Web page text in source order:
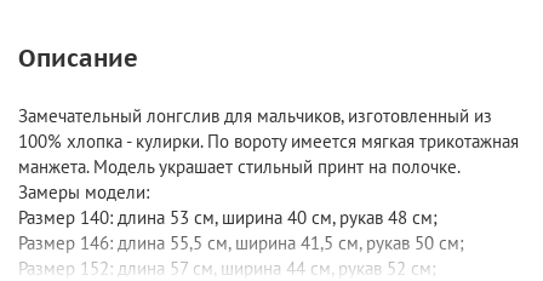
Описание
Замечательный лонгслив для мальчиков, изготовленный из
100% хлопка - кулирки. По вороту имеется мягкая трикотажная
манжета. Модель украшает стильный принт на полочке.
Замеры модели:
Размер 140: длина 53 см, ширина 40 см, рукав 48 см;
Размер 146: длина 55,5 см, ширина 41,5 см, рукав 50 см;
Размер 152: длина 57 см, ширина 44 см, рукав 52 см;